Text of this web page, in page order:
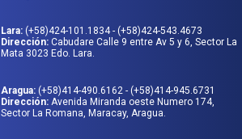
Lara: (+58)424-101.1834- (+58)424-543.4673
Dirección: Cabudare Calle 9 entre Av 5 y 6, Sector La
Mata 3023 Edo. Lara.
Aragua: (+58)414-490.6162 - (+58)414-945.6731
Dirección: Avenida Miranda oeste Numero 174,
Sector La Romana, Maracay, Aragua.